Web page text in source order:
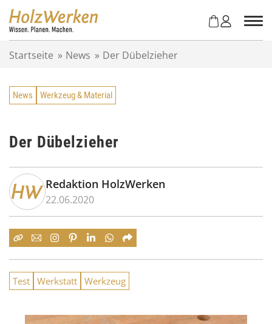
Startseite » News » Der Dübelzieher
News Werkzeug & Material
Der Dübelzieher
Redaktion HolzWerken
22.06.2020
Test Werkstatt Werkzeug